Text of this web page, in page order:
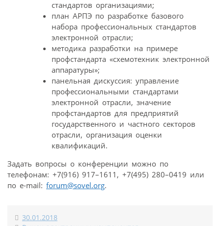
стандартов организациями;
план АРПЭ по разработке базового
набора профессиональных стандартов
электронной отрасли;
методика разработки на примере
профстандарта «схемотехник электронной
аппаратуры»;
панельная дискуссия: управление
профессиональными стандартами
электронной отрасли, значение
профстандартов для предприятий
государственного и частного секторов
отрасли, организация оценки
квалификаций.
Задать вопросы о конференции можно по
телефонам: +7(916) 917–1611, +7(495) 280–0419 или
по e-mail: forum@sovel.org.
30.01.2018